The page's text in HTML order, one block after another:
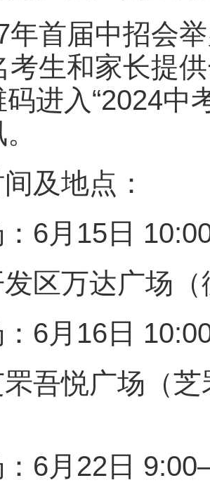
年首届中招会
考生和家长提
进入“2024中
及地点：
：6月15日
区万达广场
：6月16日
吾悦广场（
：6月22日